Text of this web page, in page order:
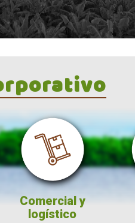
y
Legal